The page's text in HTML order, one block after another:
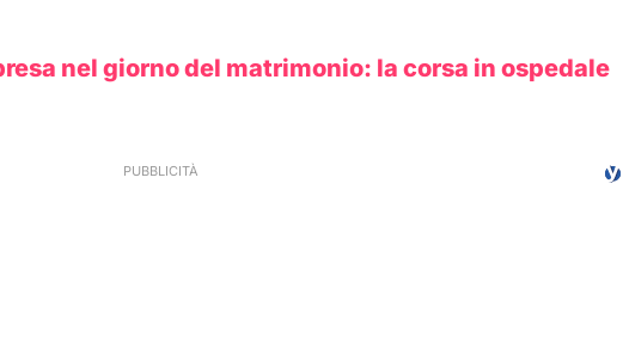
nel giorno del matrimonio: la corsa in ospedale